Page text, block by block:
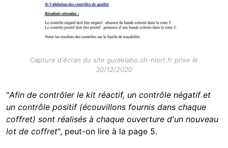
Capture d'écran du site guidelabo.ch-niort.fr prise le
30/12/2020
"Afin de contrôler le kit réactif, un contrôle négatif et
un contrôle positif (écouvillons fournis dans chaque
coffret) sont réalisés à chaque ouverture d'un nouveau
lot de coffret", peut-on lire à la page 5.